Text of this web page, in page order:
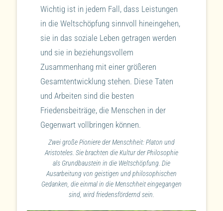
Wichtig ist in jedem Fall, dass Leistungen
in die Weltschöpfung sinnvoll hineingehen,
sie in das soziale Leben getragen werden
und sie in beziehungsvollem
Zusammenhang mit einer größeren
Gesamtentwicklung stehen. Diese Taten
und Arbeiten sind die besten
Friedensbeiträge, die Menschen in der
Gegenwart vollbringen können.
Zwei große Pioniere der Menschheit: Platon und
Aristoteles. Sie brachten die Kultur der Philosophie
als Grundbaustein in die Weltschöpfung. Die
Ausarbeitung von geistigen und philosophischen
Gedanken, die einmal in die Menschheit eingegangen
sind, wird friedensfördernd sein.